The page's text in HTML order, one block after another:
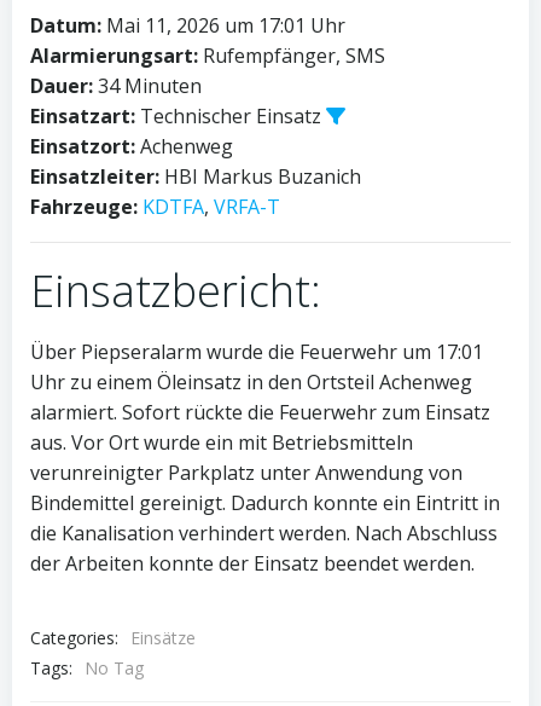
Datum: Mai 11, 2026 um 17:01 Uhr
Alarmierungsart: Rufempfänger, SMS
Dauer:34 Minuten
Einsatzart: Technischer Einsatz
Einsatzort:Achenweg
Einsatzleiter: HBI Markus Buzanich
Fahrzeuge: KDTFA, VRFA-T
Einsatzbericht:
Über Piepseralarm wurde die Feuerwehr um 17:01
Uhr zu einem Öleinsatz in den Ortsteil Achenweg
alarmiert. Sofort rückte die Feuerwehr zum Einsatz
aus. Vor Ort wurde ein mit Betriebsmitteln
verunreinigter Parkplatz unter Anwendung von
Bindemittel gereinigt. Dadurch konnte ein Eintritt in
die Kanalisation verhindert werden. Nach Abschluss
der Arbeiten konnte der Einsatz beendet werden.
Categories:
Einsätze
Tags:
No Tag